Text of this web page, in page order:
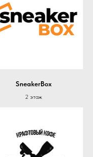
SneakerBox
2 этаж